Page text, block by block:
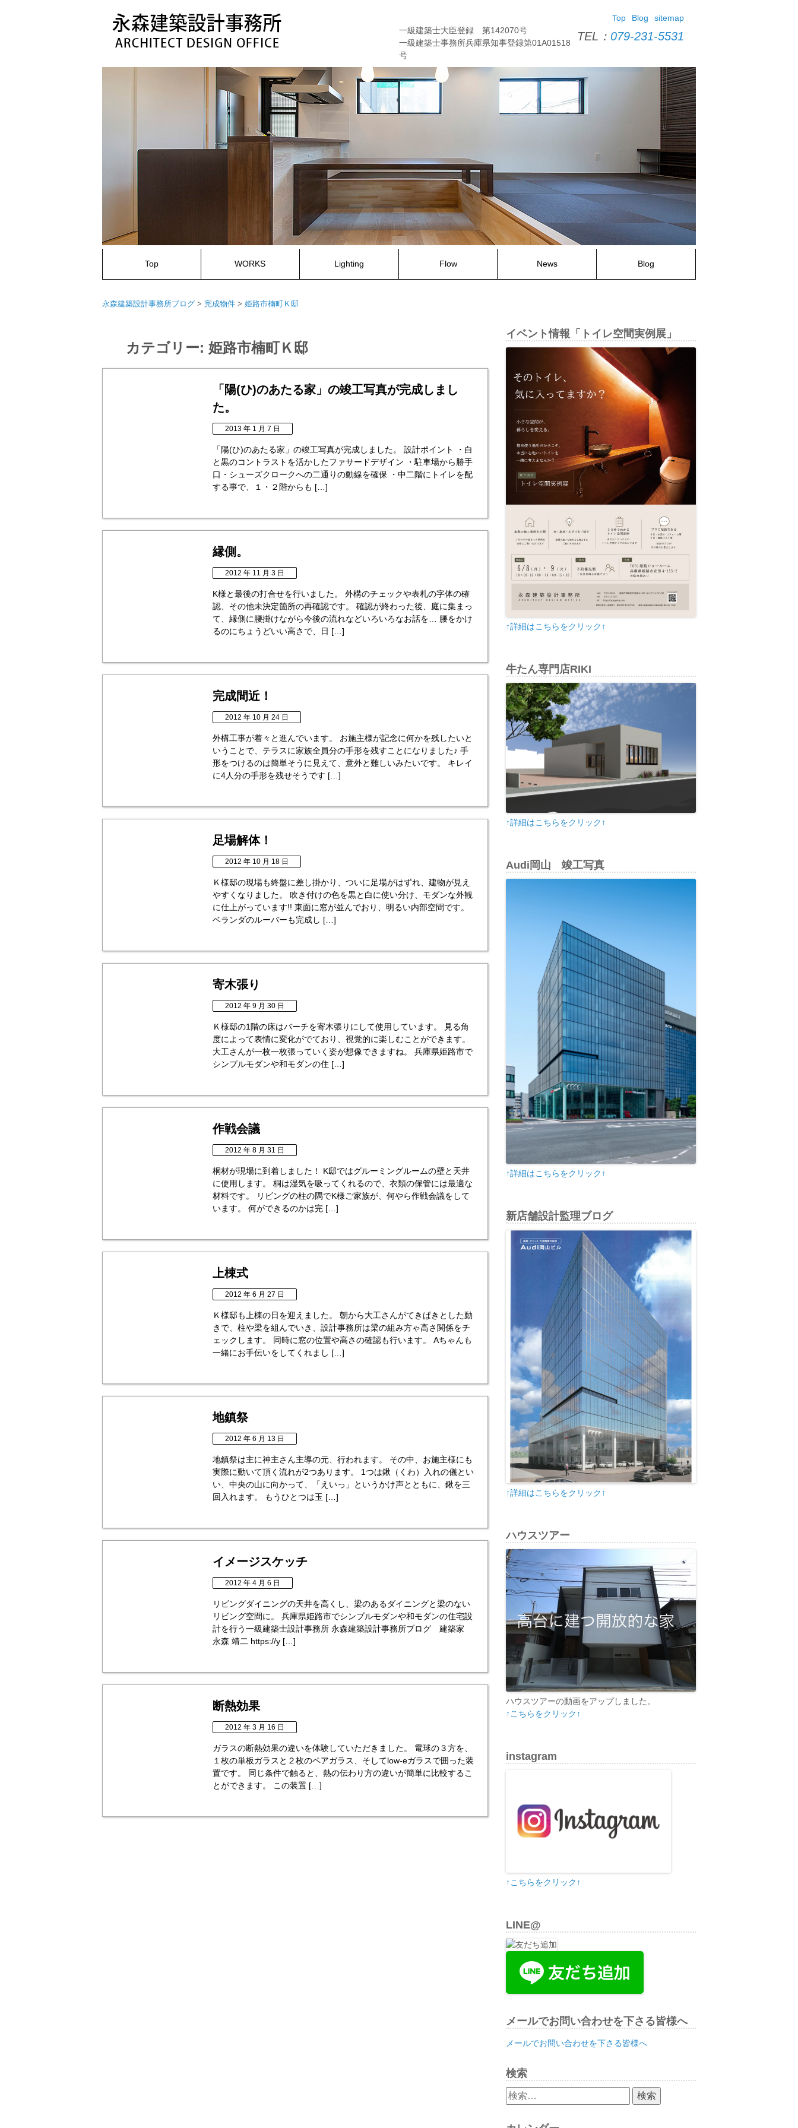
sitemap
Blog
Top
TEL： 079-231-5531
一級建築士大臣登録 第142070号
一級建築士事務所兵庫県知事登録第01A01518
号
Top WORKS Lighting Flow News Blog
永森建築設計事務所ブログ > 完成物件 > 姫路市楠町Ｋ邸
カテゴリー: 姫路市楠町Ｋ邸
「陽(ひ)のあたる家」の竣工写真が完成しまし
た。
2013 年 1 月 7 日
「陽(ひ)のあたる家」の竣工写真が完成しました。 設計ポイント ・白
と黒のコントラストを活かしたファサードデザイン ・駐車場から勝手
口・シューズクロークへの二通りの動線を確保 ・中二階にトイレを配
する事で、１・２階からも […]
縁側。
2012 年 11 月 3 日
K様と最後の打合せを行いました。 外構のチェックや表札の字体の確
認、その他未決定箇所の再確認です。 確認が終わった後、庭に集まっ
て、縁側に腰掛けながら今後の流れなどいろいろなお話を… 腰をかけ
るのにちょうどいい高さで、日 […]
完成間近！
2012 年 10 月 24 日
外構工事が着々と進んでいます。 お施主様が記念に何かを残したいと
いうことで、テラスに家族全員分の手形を残すことになりました♪ 手
形をつけるのは簡単そうに見えて、意外と難しいみたいです。 キレイ
に4人分の手形を残せそうです […]
足場解体！
2012 年 10 月 18 日
Ｋ様邸の現場も終盤に差し掛かり、ついに足場がはずれ、建物が見え
やすくなりました。 吹き付けの色を黒と白に使い分け、モダンな外観
に仕上がっています!! 東面に窓が並んでおり、明るい内部空間です。
ベランダのルーバーも完成し […]
寄木張り
2012 年 9 月 30 日
Ｋ様邸の1階の床はバーチを寄木張りにして使用しています。 見る角
度によって表情に変化がでており、視覚的に楽しむことができます。
大工さんが一枚一枚張っていく姿が想像できますね。 兵庫県姫路市で
シンプルモダンや和モダンの住 […]
作戦会議
2012 年 8 月 31 日
桐材が現場に到着しました！ K邸ではグルーミングルームの壁と天井
に使用します。 桐は湿気を吸ってくれるので、衣類の保管には最適な
材料です。 リビングの柱の隅でK様ご家族が、何やら作戦会議をして
います。 何ができるのかは完 […]
上棟式
2012 年 6 月 27 日
Ｋ様邸も上棟の日を迎えました。 朝から大工さんがてきぱきとした動
きで、柱や梁を組んでいき、設計事務所は梁の組み方ゃ高さ関係をチ
ェックします。 同時に窓の位置や高さの確認も行います。 Аちゃんも
一緒にお手伝いをしてくれまし […]
地鎮祭
2012 年 6 月 13 日
地鎮祭は主に神主さん主導の元、行われます。 その中、お施主様にも
実際に動いて頂く流れが2つあります。 1つは鍬（くわ）入れの儀とい
い、中央の山に向かって、「えいっ」というかけ声とともに、鍬を三
回入れます。 もうひとつは玉 […]
イメージスケッチ
2012 年 4 月 6 日
リビングダイニングの天井を高くし、梁のあるダイニングと梁のない
リビング空間に。 兵庫県姫路市でシンプルモダンや和モダンの住宅設
計を行う一級建築士設計事務所 永森建築設計事務所ブログ 建築家
永森 靖二 https://y […]
断熱効果
2012 年 3 月 16 日
ガラスの断熱効果の違いを体験していただきました。 電球の３方を、
１枚の単板ガラスと２枚のペアガラス、そしてlow-eガラスで囲った装
置です。 同じ条件で触ると、熱の伝わり方の違いが簡単に比較するこ
とができます。 この装置 […]
イベント情報「トイレ空間実例展」
↑詳細はこちらをクリック↑
牛たん専門店RIKI
↑詳細はこちらをクリック↑
Audi岡山 竣工写真
↑詳細はこちらをクリック↑
新店舗設計監理ブログ
↑詳細はこちらをクリック↑
ハウスツアー
ハウスツアーの動画をアップしました。
↑こちらをクリック↑
instagram
↑こちらをクリック↑
LINE@
メールでお問い合わせを下さる皆様へ
メールでお問い合わせを下さる皆様へ
検索
検
索: